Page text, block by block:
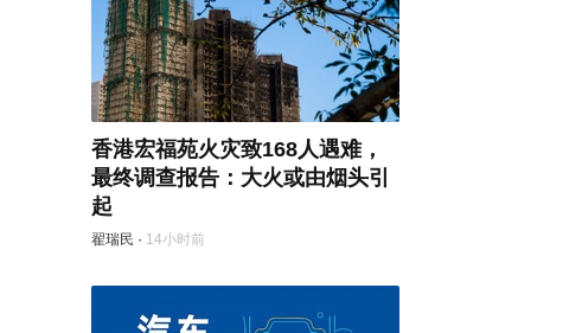
香港宏福苑火灾致168人遇难，
最终调查报告：大火或由烟头引
起
翟瑞民 · 14小时前